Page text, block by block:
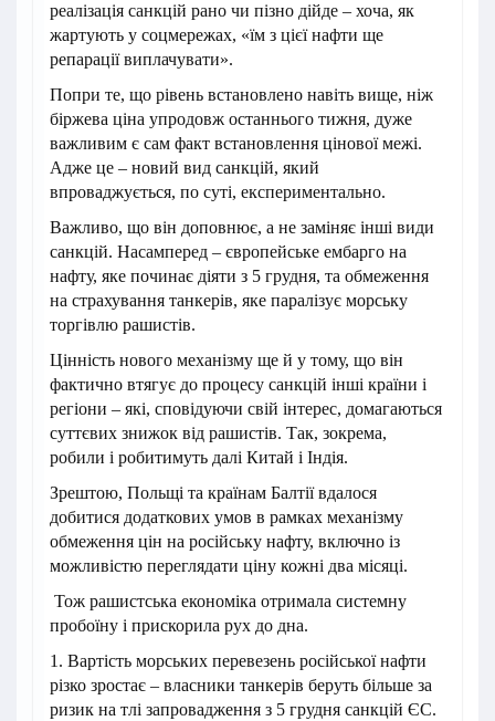
реалізація санкцій рано чи пізно дійде – хоча, як
жартують у соцмережах, «їм з цієї нафти ще
репарації виплачувати».
Попри те, що рівень встановлено навіть вище, ніж
біржева ціна упродовж останнього тижня, дуже
важливим є сам факт встановлення цінової межі.
Адже це – новий вид санкцій, який
впроваджується, по суті, експериментально.
Важливо, що він доповнює, а не заміняє інші види
санкцій. Насамперед – європейське ембарго на
нафту, яке починає діяти з 5 грудня, та обмеження
на страхування танкерів, яке паралізує морську
торгівлю рашистів.
Цінність нового механізму ще й у тому, що він
фактично втягує до процесу санкцій інші країни і
регіони – які, сповідуючи свій інтерес, домагаються
суттєвих знижок від рашистів. Так, зокрема,
робили і робитимуть далі Китай і Індія.
Зрештою, Польщі та країнам Балтії вдалося
добитися додаткових умов в рамках механізму
обмеження цін на російську нафту, включно із
можливістю переглядати ціну кожні два місяці.
Тож рашистська економіка отримала системну
пробоїну і прискорила рух до дна.
1. Вартість морських перевезень російської нафти
різко зростає – власники танкерів беруть більше за
ризик на тлі запровадження з 5 грудня санкцій ЄС.